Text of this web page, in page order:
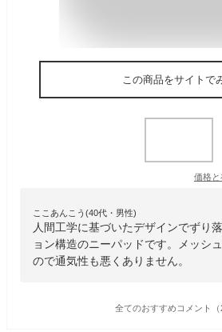
この商品をサイトで
価格と
ここあんこう(40代・男性)
人間工学に基づいたデザインでずり
ョン構造のニーパッドです。メッシ
ので通気性も悪くありません。
全てのおすすめコメント（